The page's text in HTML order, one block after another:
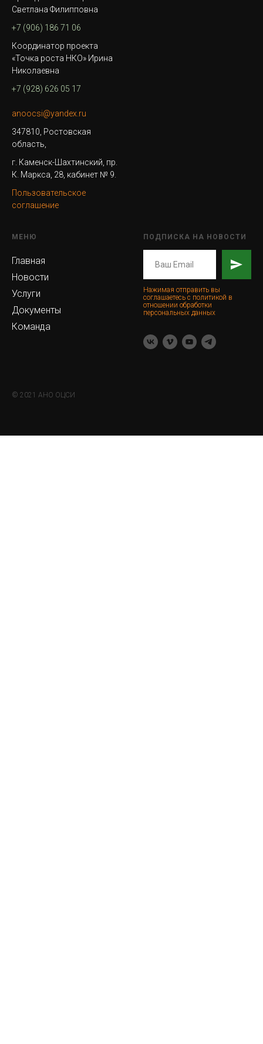
Светлана Филипповна
+7 (906) 186 71 06
Координатор проекта
«Точка роста НКО» Ирина
Николаевна
+7 (928) 626 05 17
anoocsi@yandex.ru
347810, Ростовская
область,
г. Каменск-Шахтинский, пр.
К. Маркса, 28, кабинет № 9.
Пользовательское
соглашение
МЕНЮ
Главная
Новости
Услуги
Документы
Команда
ПОДПИСКА НА НОВОСТИ
Нажимая отправить вы
соглашаетесь с политикой в
отношении обработки
персональных данных
© 2021 АНО ОЦСИ